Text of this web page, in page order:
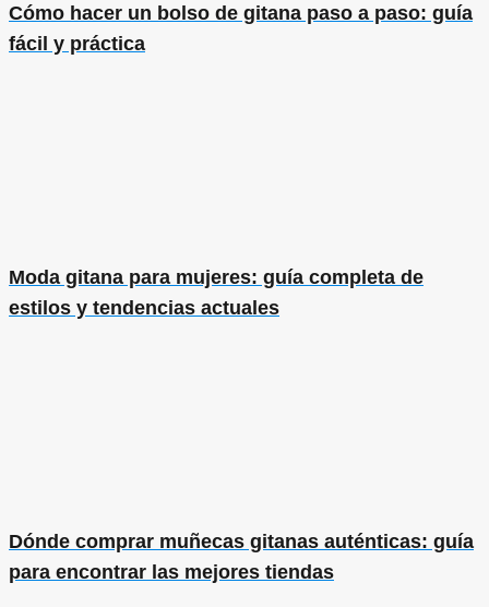
Cómo hacer un bolso de gitana paso a paso: guía
fácil y práctica
Moda gitana para mujeres: guía completa de
estilos y tendencias actuales
Dónde comprar muñecas gitanas auténticas: guía
para encontrar las mejores tiendas